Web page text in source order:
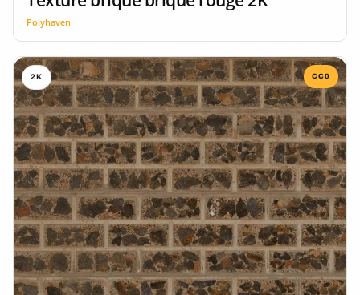
Polyhaven
2K CC0